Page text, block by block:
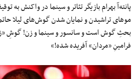
پانته‌‌آ بهرام بازیگر تئاتر و سینما در واکنش به
موهای تراشیدن و نمایان شدن گوش‌های لیلا
بحثِ گوش است و سانسور و سینما و زن! گوشِ
فرامینِ «مردان» آفریده شده!»